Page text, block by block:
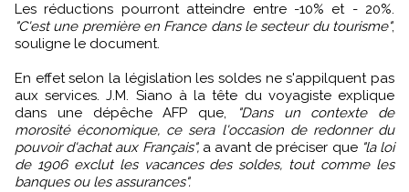
Les réductions pourront atteindre entre -10% et - 20%.
"C'est une première en France dans le secteur du tourisme",
souligne le document.
En effet selon la législation les soldes ne s'appilquent pas
aux services. J.M. Siano à la tête du voyagiste explique
dans une dépêche AFP que,
"Dans un contexte de
morosité économique, ce sera l'occasion de redonner du
pouvoir d'achat aux Français", a avant de préciser que "la loi
de 1906 exclut les vacances des soldes, tout comme les
banques ou les assurances".